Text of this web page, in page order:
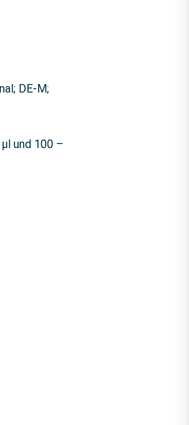
DE-M;
und 100 –